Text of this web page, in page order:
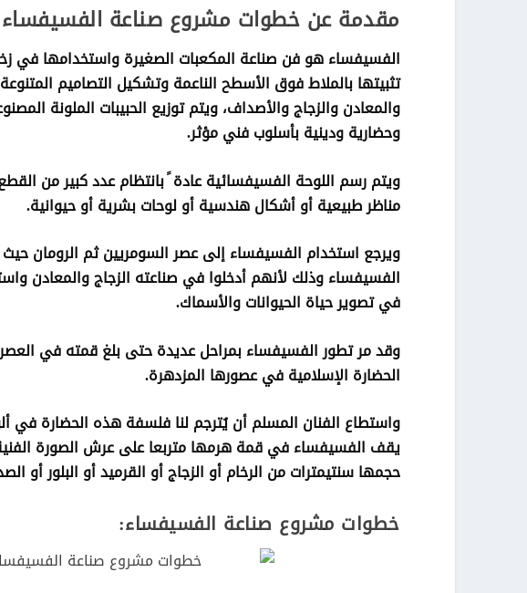
مقدمة عن خطوات مشروع صناعة
الفسيفساء هو فن صناعة المكعبات الصغيرة واستخدامها في
تثبيتها بالملاط فوق الأسطح الناعمة وتشكيل التصاميم
والمعادن والزجاج والأصداف، ويتم توزيع الحبيبات الملونة
وحضارية ودينية بأسلوب فني مؤثر.
ويتم رسم اللوحة الفسيفسائية عادة ً بانتظام عدد كبير من
مناظر طبيعية أو أشكال هندسية أو لوحات بشرية أو حيوانية.
ويرجع استخدام الفسيفساء إلى عصر السومريين ثم الرومان
الفسيفساء وذلك لأنهم أدخلوا في صناعته الزجاج والمعادن
في تصوير حياة الحيوانات والأسماك.
وقد مر تطور الفسيفساء بمراحل عديدة حتى بلغ قمته في
الحضارة الإسلامية في عصورها المزدهرة.
واستطاع الفنان المسلم أن يُترجم لنا فلسفة هذه الحضارة في
يقف الفسيفساء في قمة هرمها متربعا على عرش الصورة
حجمها سنتيمترات من الرخام أو الزجاج أو القرميد أو البلور أو
خطوات مشروع صناعة الفسيفساء: